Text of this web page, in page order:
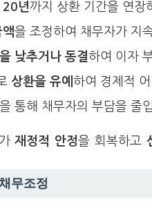
20년까지 상환 기간을 연장
액을 조정하여 채무자가 지
낮추거나 동결하여 이자
상환을 유예 하여 경제적
을 통해 채무자의 부담을 줄
가재정적 안정을 회복하고
무조정